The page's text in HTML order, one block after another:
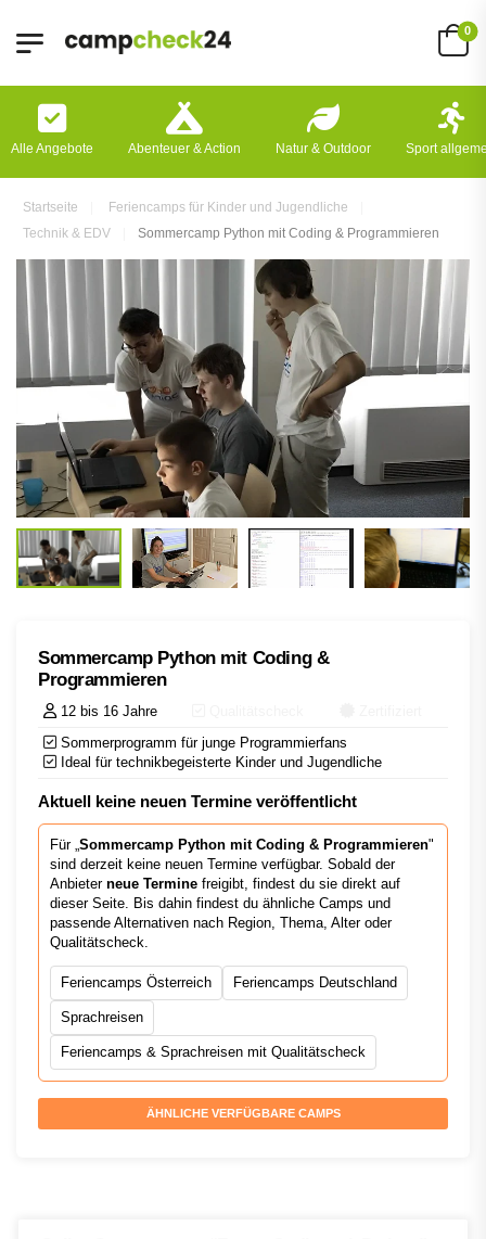
0
Alle Angebote Abenteuer & Action Natur & Outdoor Sport
Startseite
Feriencamps für Kinder und Jugendliche
Technik & EDV
Sommercamp Python mit Coding & Programmieren
Sommercamp Python mit Coding &
Programmieren
12 bis 16 Jahre
Sommerprogramm für junge Programmierfans
Ideal für technikbegeisterte Kinder und Jugendliche
Aktuell keine neuen Termine veröffentlicht
Für „ Sommercamp Python mit Coding & Programmieren"
sind derzeit keine neuen Termine verfügbar. Sobald der
Anbieter neue Termine freigibt, findest du sie direkt auf
dieser Seite. Bis dahin findest du ähnliche Camps und
passende Alternativen nach Region, Thema, Alter oder
Qualitätscheck.
Feriencamps Österreich Feriencamps Deutschland
Sprachreisen
Feriencamps & Sprachreisen mit Qualitätscheck
ÄHNLICHE VERFÜGBARE CAMPS